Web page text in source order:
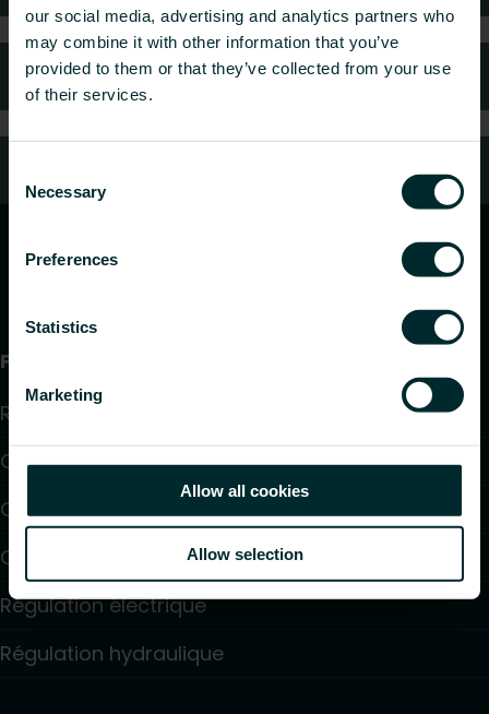
our social media, advertising and analytics partners who
may combine it with other information that you’ve
provided to them or that they’ve collected from your use
of their services.
Selection
Necessary
Preferences
Statistics
Marketing
Allow all cookies
Allow selection
FAQ
Produits
Radiateurs
Chauffage par le sol et raffraîchissant
Convecteurs
Chauffage électrique
Régulation électrique
Régulation hydraulique